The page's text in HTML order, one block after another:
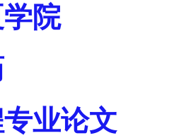
院
业论文